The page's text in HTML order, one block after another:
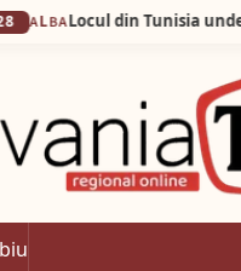
din Tunisia unde sute de